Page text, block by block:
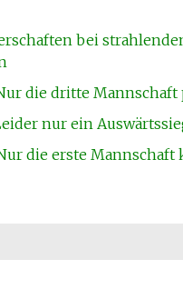
bei
die dritte
nur ein
die erste Mannschaft